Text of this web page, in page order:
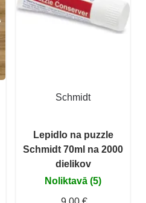
Schmidt
Lepidlo na puzzle
Schmidt 70ml na 2000
dielikov
Noliktavā (5)